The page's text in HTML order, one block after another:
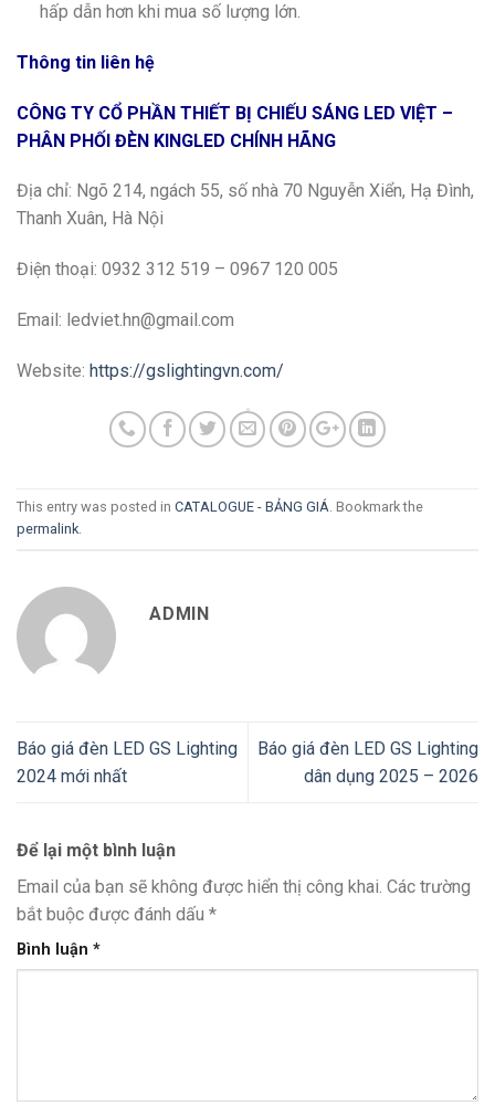
hấp dẫn hơn khi mua số lượng lớn.
Thông tin liên hệ
CÔNG TY CỔ PHẦN THIẾT BỊ CHIẾU SÁNG LED VIỆT –
PHÂN PHỐI ĐÈN KINGLED CHÍNH HÃNG
Địa chỉ: Ngõ 214, ngách 55, số nhà 70 Nguyễn Xiển, Hạ Đình,
Thanh Xuân, Hà Nội
Điện thoại: 0932 312 519 – 0967 120 005
Email: ledviet.hn@gmail.com
Website: https://gslightingvn.com/
This entry was posted in CATALOGUE - BẢNG GIÁ. Bookmark the
permalink.
ADMIN
Báo giá đèn LED GS Lighting
2024 mới nhất
Báo giá đèn LED GS Lighting
dân dụng 2025 – 2026
Để lại một bình luận
Email của bạn sẽ không được hiển thị công khai. Các trường
bắt buộc được đánh dấu *
Bình luận *